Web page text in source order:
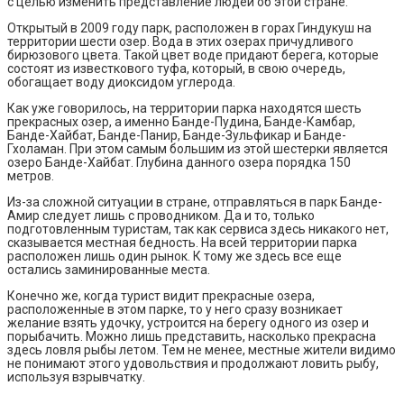
Открытый в 2009 году парк, расположен в горах Гиндукуш на
территории шести озер. Вода в этих озерах причудливого
бирюзового цвета. Такой цвет воде придают берега, которые
состоят из известкового туфа, который, в свою очередь,
обогащает воду диоксидом углерода.
Как уже говорилось, на территории парка находятся шесть
прекрасных озер, а именно Банде-Пудина, Банде-Камбар,
Банде-Хайбат, Банде-Панир, Банде-Зульфикар и Банде-
Гхоламан. При этом самым большим из этой шестерки является
озеро Банде-Хайбат. Глубина данного озера порядка 150
метров.
Из-за сложной ситуации в стране, отправляться в парк Банде-
Амир следует лишь с проводником. Да и то, только
подготовленным туристам, так как сервиса здесь никакого нет,
сказывается местная бедность. На всей территории парка
расположен лишь один рынок. К тому же здесь все еще
остались заминированные места.
Конечно же, когда турист видит прекрасные озера,
расположенные в этом парке, то у него сразу возникает
желание взять удочку, устроится на берегу одного из озер и
порыбачить. Можно лишь представить, насколько прекрасна
здесь ловля рыбы летом. Тем не менее, местные жители видимо
не понимают этого удовольствия и продолжают ловить рыбу,
используя взрывчатку.